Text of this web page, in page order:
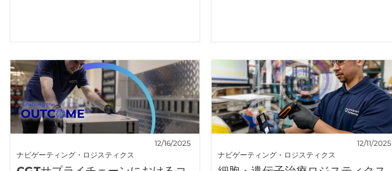
ナビゲーティング・ロジスティクス
12/16/2025
ナビゲーティング・ロジスティクス
12/11/2025